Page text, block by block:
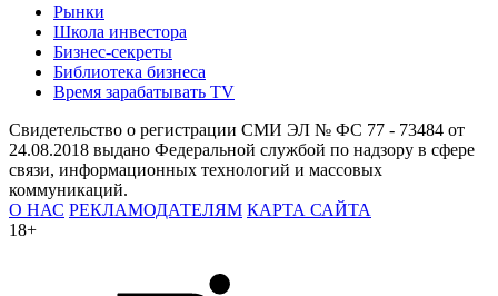
Рынки
Школа инвестора
Бизнес-секреты
Библиотека бизнеса
Время зарабатывать TV
Свидетельство о регистрации СМИ ЭЛ № ФС 77 - 73484 от
24.08.2018 выдано Федеральной службой по надзору в сфере
связи, информационных технологий и массовых
коммуникаций.
О НАС РЕКЛАМОДАТЕЛЯМ КАРТА САЙТА
18+